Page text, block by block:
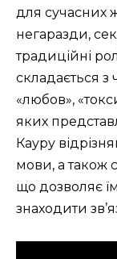
для сучасних
негаразди,
традиційні
складається з
«любов»,
яких
Кауру
мови, а також
що дозволяє
знаходити